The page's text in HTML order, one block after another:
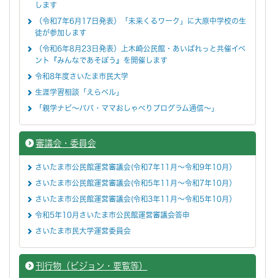
します
（令和7年6月17日発表）「未来くるワーク」に大原中学校の生
徒が参加します
（令和6年8月23日発表）上木崎公民館・あいぱれっと共催イベ
ント『みんなであそぼう』を開催します
令和8年度さいたま市民大学
生涯学習相談「えらベル」
「親学ナビ～パパ・ママおしゃべりプログラム通信～」
審議会・委員会
さいたま市公民館運営審議会(令和7年11月～令和9年10月）
さいたま市公民館運営審議会(令和5年11月～令和7年10月）
さいたま市公民館運営審議会(令和3年11月～令和5年10月）
令和5年10月さいたま市公民館運営審議会答申
さいたま市民大学運営委員会
刊行物（ビジョン・要覧等）